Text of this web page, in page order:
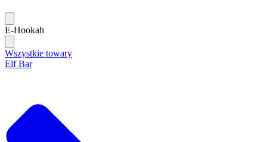
E-Hookah
Wszystkie towary
Elf Bar